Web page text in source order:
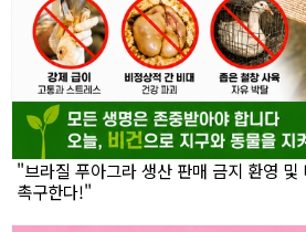
"브라질 푸아그라 생산 판매 금지 환영 및
촉구한다!"